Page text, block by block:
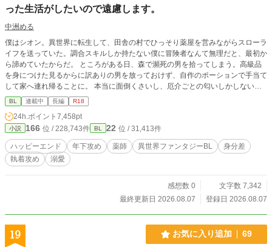
った生活がしたいので遠慮します。
中洲める
僕はシオン。異世界に転生して、田舎の村でひっそり薬屋を営みながらスローラ
イフを送っていた。調合スキルしか持たない僕に冒険者なんて無理だと、最初か
ら諦めていたからだ。 ところがある日、森で瀕死の男を拾ってしまう。高級品
を身につけた見るからに訳ありの男を放っておけず、自作のポーションで手当て
して家へ連れ帰ることに。 本当に面倒くさいし、厄介ごとの匂いしかしない。
でも見捨てられなかったんだから仕方ない。 その出会いが僕の平穏な日常を大
きく揺るがしていくなんて、わかってたけど――平凡な日常を返せ！ ムーンラ
イトにも同時掲載中。 毎日更新。 Rには＊がついています。
BL 連載中 長編 R18
24h.ポイント 7,458pt
小説 166 位 / 228,743件 BL 22 位 / 31,413件
ハッピーエンド 年下攻め 薬師 異世界ファンタジーBL
身分差
執着攻め
溺愛
感想数 0
文字数 7,342
最終更新日 2026.08.07
登録日 2026.08.07
19 お気に入り追加 69